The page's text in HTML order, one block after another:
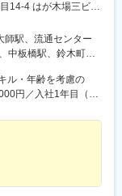
14-4 はが木場三ビル
1■船橋営業所 ：
川崎東営業所 ：
所 ：東京都大田区
京都府中市片町3-
18-4-1F■板橋営業
師駅、流通センター
中板橋駅、鈴木町
ル・年齢を考慮の
円／入社1年目（内
円＋住宅手当1万